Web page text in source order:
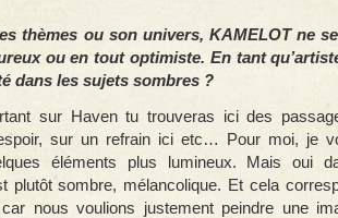
thèmes ou son univers, KAMELOT ne
ou en tout optimiste. En tant
dans les sujets sombres ?
sur Haven tu trouveras ici des
sur un refrain ici etc… Pour moi, je
éléments plus lumineux. Mais oui
plutôt sombre, mélancolique. Et cela
car nous voulions justement peindre une